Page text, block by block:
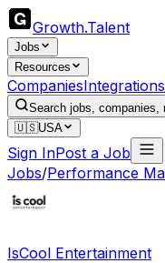
Growth.Talent
Jobs
Resources
CompaniesIntegrations
Search jobs, companies,
🇺🇸USA
Sign InPost a Job
Jobs/Performance
IsCool Entertainment